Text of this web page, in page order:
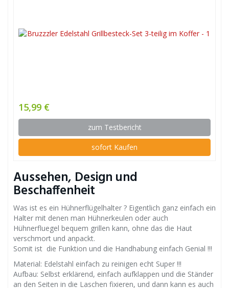
15,99 €
zum Testbericht
sofort Kaufen
Aussehen, Design und
Beschaffenheit
Was ist es ein Hühnerflügelhalter ? Eigentlich ganz einfach ein
Halter mit denen man Hühnerkeulen oder auch
Hühnerfluegel bequem grillen kann, ohne das die Haut
verschmort und anpackt.
Somit ist die Funktion und die Handhabung einfach Genial !!!
Material: Edelstahl einfach zu reinigen echt Super !!!
Aufbau: Selbst erklärend, einfach aufklappen und die Ständer
an den Seiten in die Laschen fixieren, und dann kann es auch